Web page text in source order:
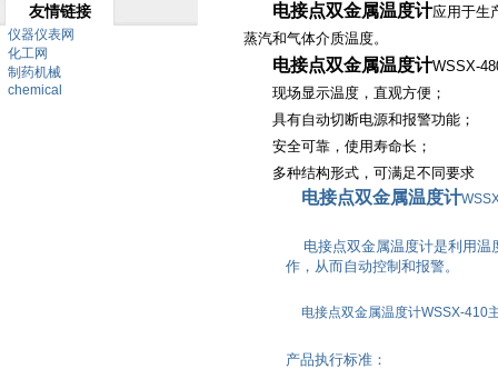
友情链接
仪器仪表网
化工网
制药机械
chemical
电接点双金属温度计应用于生
蒸汽和气体介质温度。
电接点双金属温度计WSSX-
现场显示温度，直观方便；
具有自动切断电源和报警功能；
安全可靠，使用寿命长；
多种结构形式，可满足不同要求
电接点双金属温度计
电接点双金属温度计是利用温
作，从而自动控制和报警。
电接点双金属温度计WSSX-410
产品执行标准：